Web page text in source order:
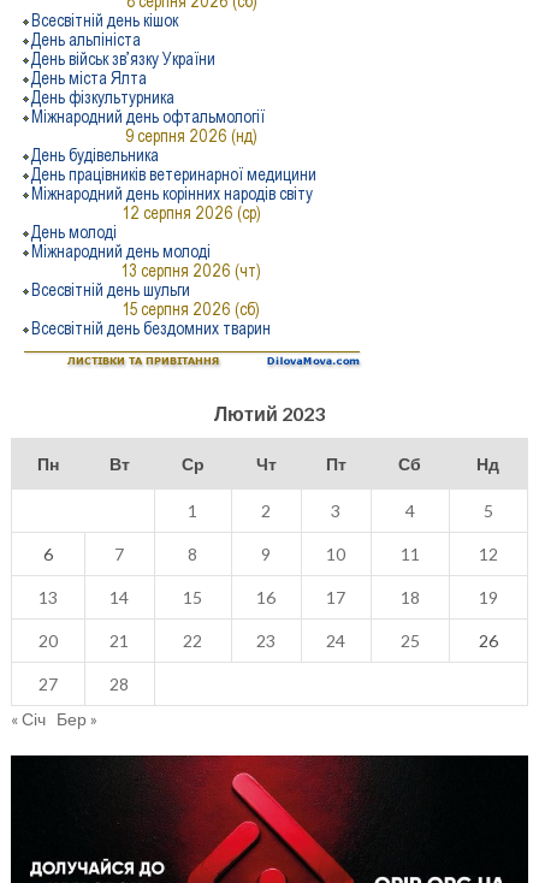
Лютий 2023
Пн Вт Ср Чт Пт Сб Нд
1 2 3 4 5
6 7 8 9 10 11 12
13 14 15 16 17 18 19
20 21 22 23 24 25 26
27
28
« Січ Бер »